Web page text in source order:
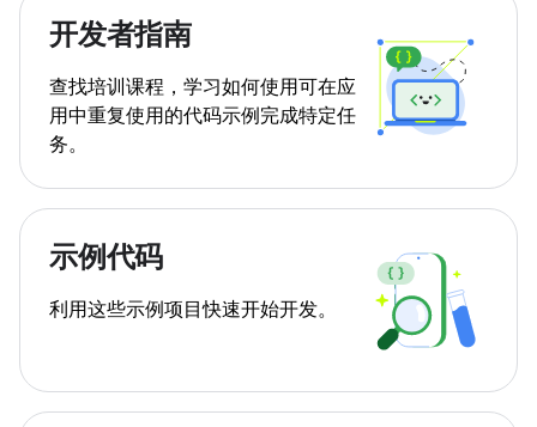
开发者指南
查找培训课程，学习如何使用可在应
用中重复使用的代码示例完成特定任
务。
示例代码
利用这些示例项目快速开始开发。